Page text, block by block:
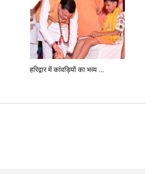
हरिद्वार में कांवड़ियों का भव्य ...